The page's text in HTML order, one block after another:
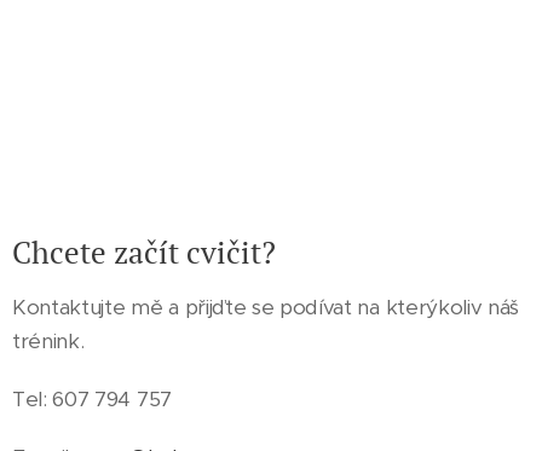
Chcete začít cvičit?
Kontaktujte mě a přijďte se podívat na kterýkoliv náš
trénink.
Tel: 607 794 757